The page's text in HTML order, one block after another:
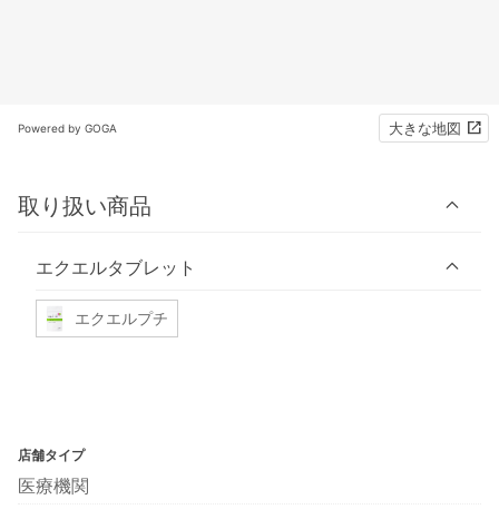
Powered by GOGA 大きな地図
取り扱い商品
エクエルタブレット
エクエルプチ
店舗タイプ
医療機関